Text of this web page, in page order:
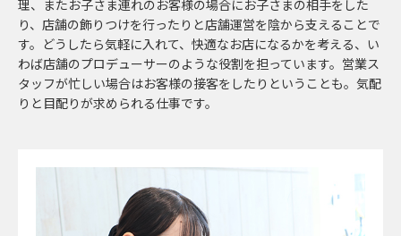
理、またお子さま連れのお客様の場合にお子さまの相手をした
り、店舗の飾りつけを行ったりと店舗運営を陰から支えることで
す。どうしたら気軽に入れて、快適なお店になるかを考える、い
わば店舗のプロデューサーのような役割を担っています。営業ス
タッフが忙しい場合はお客様の接客をしたりということも。気配
りと目配りが求められる仕事です。